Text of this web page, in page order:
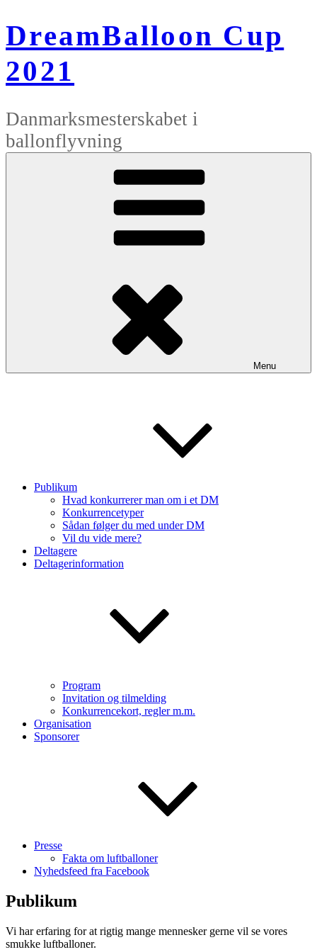
til
indhold
DreamBalloon Cup
2021
Danmarksmesterskabet i
ballonflyvning
Menu
Publikum
Hvad konkurrerer man om i et DM
Konkurrencetyper
Sådan følger du med under DM
Vil du vide mere?
Deltagere
Deltagerinformation
Program
Invitation og tilmelding
Konkurrencekort, regler m.m.
Organisation
Sponsorer
Presse
Fakta om luftballoner
Nyhedsfeed fra Facebook
Publikum
Vi har erfaring for at rigtig mange mennesker gerne vil se vores
smukke luftballoner.